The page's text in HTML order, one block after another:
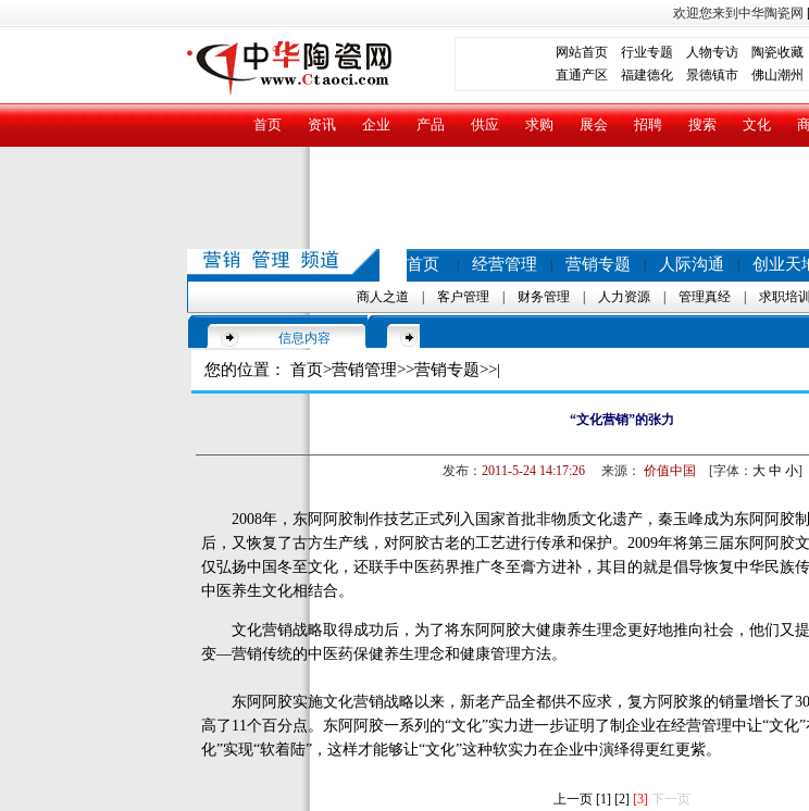
欢迎您来到中华陶瓷网
网站首页 行业专题 人物专访 陶瓷收藏
直通产区 福建德化 景德镇市 佛山潮州
首页 资讯 企业 产品 供应 求购 展会 招聘 搜索 文化
首页 经营管理 营销专题 人际沟通 创业天
商人之道 客户管理 财务管理 人力资源 管理真经 求职培训
信息内容
您的位置： 首页>营销管理>>营销专题>>|
“文化营销”的张力
发布： 2011-5-24 14:17:26来源： 价值中国 [字体： 大 中 小]
2008年，东阿阿胶制作技艺正式列入国家首批非物质文化遗产，秦玉峰成为东阿阿胶
后，又恢复了古方生产线，对阿胶古老的工艺进行传承和保护。2009年将第三届东阿阿胶
仅弘扬中国冬至文化，还联手中医药界推广冬至膏方进补，其目的就是倡导恢复中华民族
中医养生文化相结合。
文化营销战略取得成功后，为了将东阿阿胶大健康养生理念更好地推向社会，他们又提
变—营销传统的中医药保健养生理念和健康管理方法。
东阿阿胶实施文化营销战略以来，新老产品全都供不应求，复方阿胶浆的销量增长了
高了11个百分点。东阿阿胶一系列的“文化”实力进一步证明了制企业在经营管理中让“文化
化”实现“软着陆”，这样才能够让“文化”这种软实力在企业中演绎得更红更紫。
上一页 [1] [2] [3] 下一页